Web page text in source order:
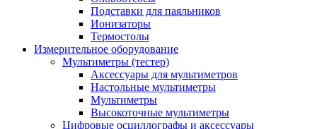
Подставки для паяльников
Ионизаторы
Термостолы
Измерительное оборудование
Мультиметры (тестер)
Аксессуары для мультиметров
Настольные мультиметры
Мультиметры
Высокоточные мультиметры
Цифровые осциллографы и аксессуары